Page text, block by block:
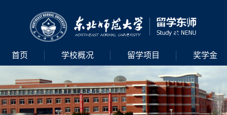
首页 学校概况 留学项目 奖学金